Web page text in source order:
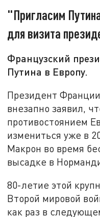
"Пригласим
для визита
Французский
Путина в Европу.
Президент
внезапно заявил,
противостоянием
измениться уже в
Макрон во время
высадке в
80-летие этой
Второй мировой
как раз в